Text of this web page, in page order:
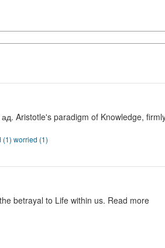
Aristotle's paradigm of Knowledge,
(1) worried (1)
betrayal to Life within us. Read more